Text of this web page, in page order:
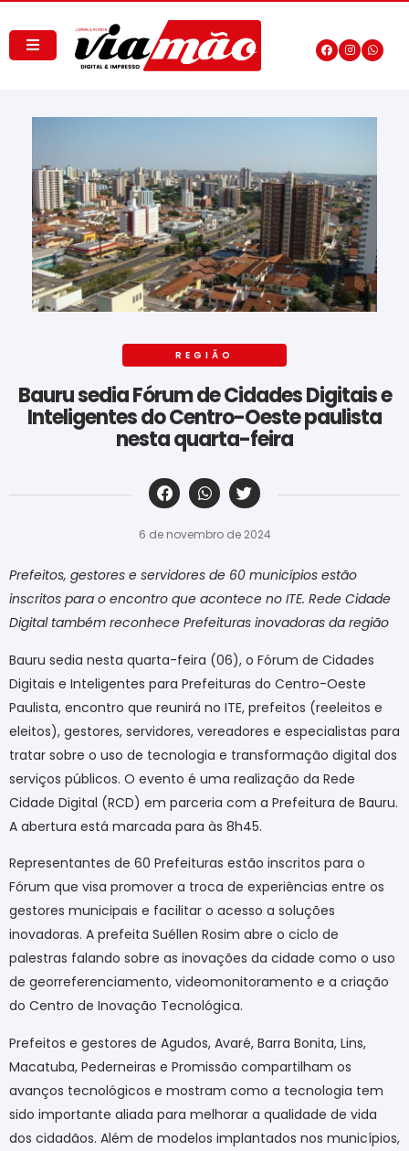
REGIÃO
Bauru sedia Fórum de Cidades Digitais e
Inteligentes do Centro-Oeste paulista
nesta quarta-feira
‎ ‎ ‎ ‎ ‎ ‎ ‎ ‎ ‎ ‎ ‎ ‎ ‎ ‎ ‎ ‎ ‎ ‎ ‎ ‎ ‎ ‎ ‎ ‎ ‎ ‎ ‎ ‎ ‎ ‎ ‎
6 de novembro de 2024
Prefeitos, gestores e servidores de 60 municípios estão
inscritos para o encontro que acontece no ITE. Rede Cidade
Digital também reconhece Prefeituras inovadoras da região
Bauru sedia nesta quarta-feira (06), o Fórum de Cidades
Digitais e Inteligentes para Prefeituras do Centro-Oeste
Paulista, encontro que reunirá no ITE, prefeitos (reeleitos e
eleitos), gestores, servidores, vereadores e especialistas para
tratar sobre o uso de tecnologia e transformação digital dos
serviços públicos. O evento é uma realização da Rede
Cidade Digital (RCD) em parceria com a Prefeitura de Bauru.
A abertura está marcada para às 8h45.
Representantes de 60 Prefeituras estão inscritos para o
Fórum que visa promover a troca de experiências entre os
gestores municipais e facilitar o acesso a soluções
inovadoras. A prefeita Suéllen Rosim abre o ciclo de
palestras falando sobre as inovações da cidade como o uso
de georreferenciamento, videomonitoramento e a criação
do Centro de Inovação Tecnológica.
Prefeitos e gestores de Agudos, Avaré, Barra Bonita, Lins,
Macatuba, Pederneiras e Promissão compartilham os
avanços tecnológicos e mostram como a tecnologia tem
sido importante aliada para melhorar a qualidade de vida
dos cidadãos. Além de modelos implantados nos municípios,